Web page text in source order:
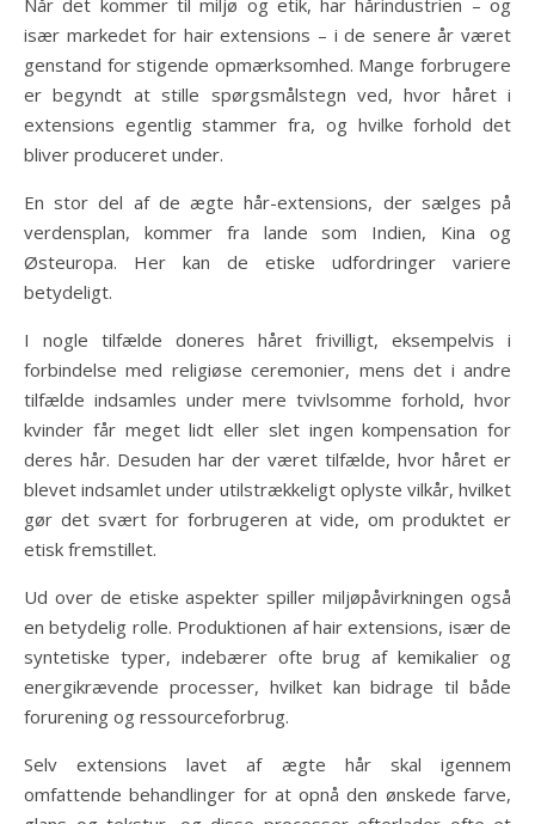
Når det kommer til miljø og etik, har hårindustrien – og
især markedet for hair extensions – i de senere år været
genstand for stigende opmærksomhed. Mange forbrugere
er begyndt at stille spørgsmålstegn ved, hvor håret i
extensions egentlig stammer fra, og hvilke forhold det
bliver produceret under.
En stor del af de ægte hår-extensions, der sælges på
verdensplan, kommer fra lande som Indien, Kina og
Østeuropa. Her kan de etiske udfordringer variere
betydeligt.
I nogle tilfælde doneres håret frivilligt, eksempelvis i
forbindelse med religiøse ceremonier, mens det i andre
tilfælde indsamles under mere tvivlsomme forhold, hvor
kvinder får meget lidt eller slet ingen kompensation for
deres hår. Desuden har der været tilfælde, hvor håret er
blevet indsamlet under utilstrækkeligt oplyste vilkår, hvilket
gør det svært for forbrugeren at vide, om produktet er
etisk fremstillet.
Ud over de etiske aspekter spiller miljøpåvirkningen også
en betydelig rolle. Produktionen af hair extensions, især de
syntetiske typer, indebærer ofte brug af kemikalier og
energikrævende processer, hvilket kan bidrage til både
forurening og ressourceforbrug.
Selv extensions lavet af ægte hår skal igennem
omfattende behandlinger for at opnå den ønskede farve,